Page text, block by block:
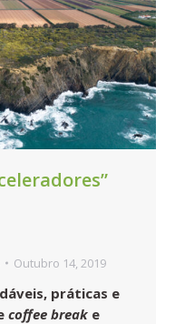
Outubro 14, 2019
práticas e
coffee break e